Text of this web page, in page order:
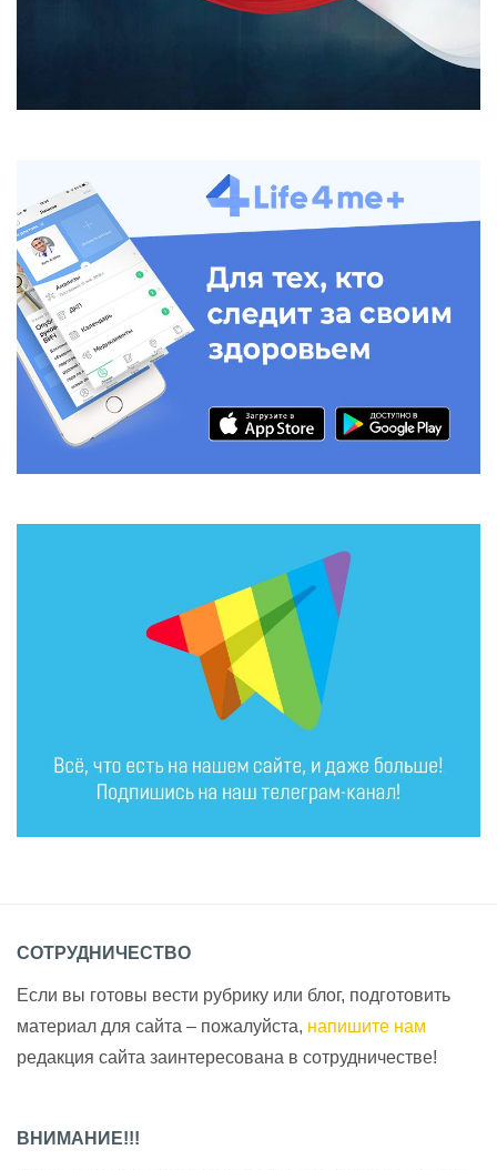
СОТРУДНИЧЕСТВО
Если вы готовы вести рубрику или блог, подготовить
материал для сайта – пожалуйста, напишите нам
редакция сайта заинтересована в сотрудничестве!
ВНИМАНИЕ!!!